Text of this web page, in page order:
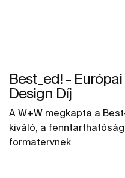
Best_ed! -
Design Díj
A W+W megkapta a
kiváló, a
formatervnek